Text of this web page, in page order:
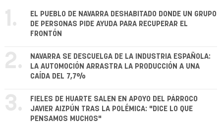
1.
EL PUEBLO DE NAVARRA DESHABITADO DONDE UN GRUPO
DE PERSONAS PIDE AYUDA PARA RECUPERAR EL
FRONTÓN
2.
NAVARRA SE DESCUELGA DE LA INDUSTRIA ESPAÑOLA:
LA AUTOMOCIÓN ARRASTRA LA PRODUCCIÓN A UNA
CAÍDA DEL 7,7%
3.
FIELES DE HUARTE SALEN EN APOYO DEL PÁRROCO
JAVIER AIZPÚN TRAS LA POLÉMICA: "DICE LO QUE
PENSAMOS MUCHOS"